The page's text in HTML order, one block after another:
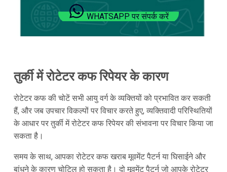
WHATSAPP पर संपर्क करें
तुर्की में रोटेटर कफ रिपेयर के कारण
रोटेटर कफ की चोटें सभी आयु वर्ग के व्यक्तियों को प्रभावित कर सकती
हैं, और जब उपचार विकल्पों पर विचार करते हुए, व्यक्तिवादी परिस्थितियों
के आधार पर तुर्की में रोटेटर कफ रिपेयर की संभावना पर विचार किया जा
सकता है।
समय के साथ, आपका रोटेटर कफ खराब मूवमेंट पैटर्न या घिसाईने और
बांधने के कारण चोटिल हो सकता है। दो मूवमेंट पैटर्न जो आपके रोटेटर